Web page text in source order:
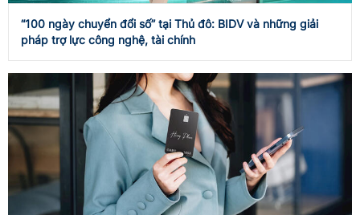
“100 ngày chuyển đổi số” tại Thủ đô: BIDV và những giải
pháp trợ lực công nghệ, tài chính